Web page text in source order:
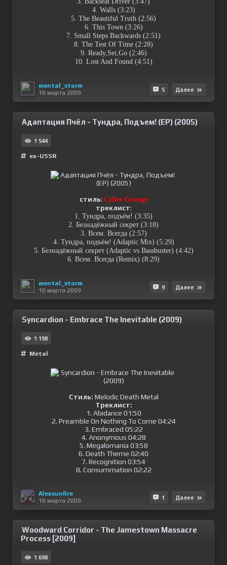
4. Walls (3:23)
5. The Beautiful Truth (2:56)
6. This Town (3:26)
7. Small Steps Backwards (2:51)
8. The Test Of Time (2:28)
9. Ready,Set,Go (2:46)
10. Lost And Found (4:51)
mental_storm
10 марта 2009
5 Далее
Адаптация Пчёл - Тундра, Подъем! (EP) (2005)
1 544
ex-USSR
стиль: Cyber Grunge
треклист:
1. Тундра, подъём! (3:35)
2. Безнадёжный секрет (3:18)
3. Всем. Всегда (2:57)
4. Тундра, подъём! (Adaptic Mix) (5:29)
5. Безнадёжный секрет (Adaptic vs Bassbuster) (4:42)
6. Всем. Всегда (Remix) (8:29)
mental_storm
10 марта 2009
9 Далее
Syncardion - Embrace The Inevitable (2009)
1 198
Metal
Стиль: Melodic Death Metal
Треклист:
1. Abidance 01:50
2. Preamble On Nothing To Come 04:24
3. Embraced 05:22
4. Anonymous 04:28
5. Megalomania 03:58
6. Death Theme 02:40
7. Recognition 03:54
8. Consummation 02:22
Alexsunfire
10 марта 2009
1 Далее
Woodward Corridor - The Jamestown Massacre
Process [2009]
1 698